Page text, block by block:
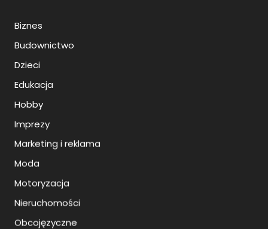
Biznes
Budownictwo
Dzieci
Edukacja
Hobby
Imprezy
Marketing i reklama
Moda
Motoryzacja
Nieruchomości
Obcojęzyczne